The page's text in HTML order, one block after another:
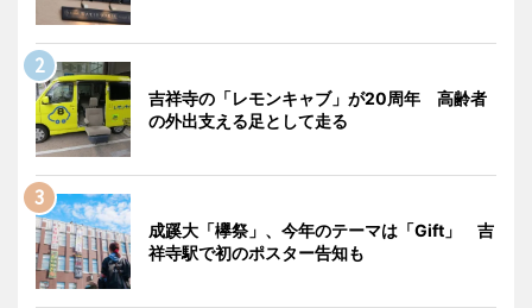
吉祥寺の「レモンキャブ」が20周年 高齢者
の外出支える足として走る
成蹊大「欅祭」、今年のテーマは「Gift」 吉
祥寺駅で初のポスター告知も